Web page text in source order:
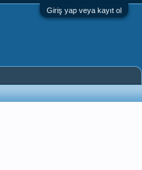
Giriş yap veya kayıt ol